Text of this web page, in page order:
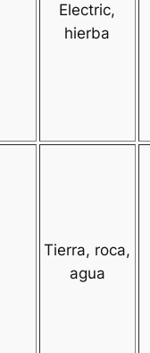
Electric,
hierba
Tierra, roca,
agua